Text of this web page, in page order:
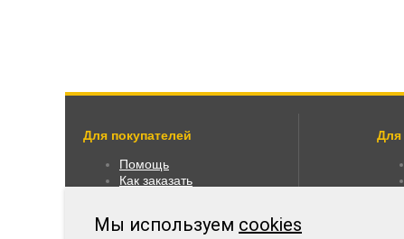
Для покупателей
Помощь
Как заказать
Оплата
Для
Мы используем cookies